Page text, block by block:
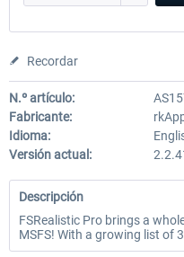
Recordar
N.º artículo:
Fabricante:
Idioma:
Versión actual:
Descripción
FSRealistic Pro brings a
MSFS! With a growing list of